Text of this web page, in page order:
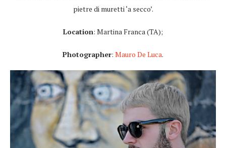
pietre di muretti ‘a secco’.
Location: Martina Franca (TA);
Photographer: Mauro De Luca.